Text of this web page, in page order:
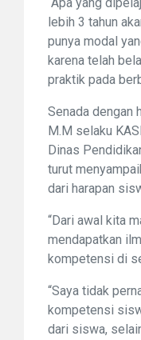
“Apa yang
lebih 3 tahun
punya modal
karena telah
praktik pada
Senada dengan
M.M selaku
Dinas
turut
dari harapan
“Dari awal kita
mendapatkan
kompetensi di
“Saya tidak
kompetensi
dari siswa,